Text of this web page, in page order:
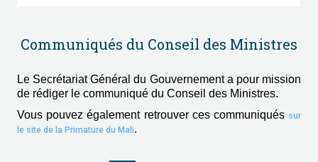
Communiqués du Conseil des Ministres
Le Secrétariat Général du Gouvernement a pour mission
de rédiger le communiqué du Conseil des Ministres.
Vous pouvez également retrouver ces communiqués sur
le site de la Primature du Mali.